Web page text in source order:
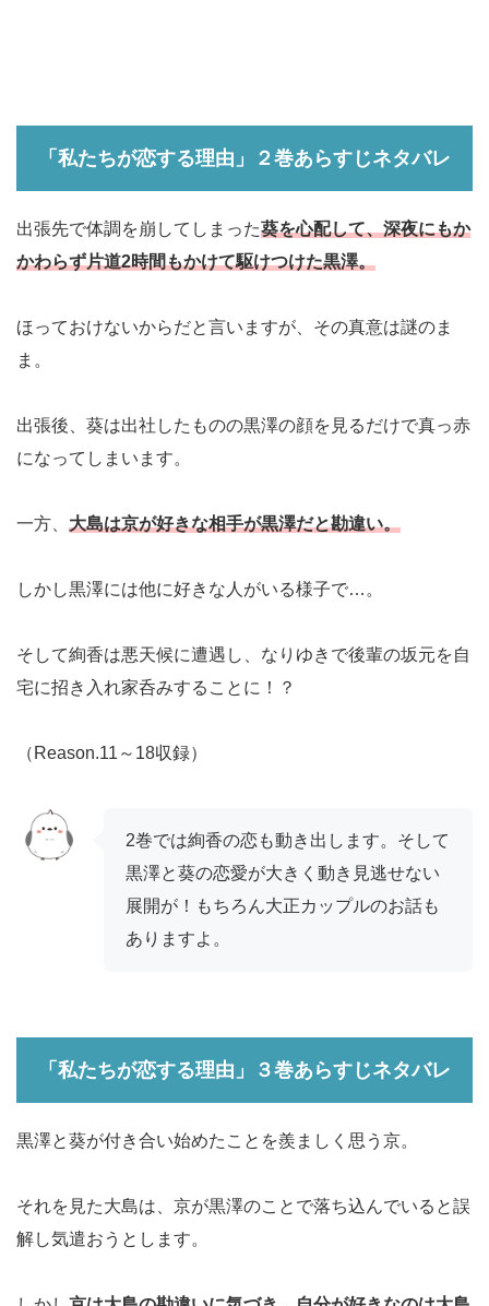
「私たちが恋する理由」２巻あらすじネタバレ
出張先で体調を崩してしまった葵を心配して、深夜にもか
かわらず片道2時間もかけて駆けつけた黒澤。
ほっておけないからだと言いますが、その真意は謎のま
ま。
出張後、葵は出社したものの黒澤の顔を見るだけで真っ赤
になってしまいます。
一方、 大島は京が好きな相手が黒澤だと勘違い。
しかし黒澤には他に好きな人がいる様子で…。
そして絢香は悪天候に遭遇し、なりゆきで後輩の坂元を自
宅に招き入れ家呑みすることに！？
（Reason.11～18収録）
2巻では絢香の恋も動き出します。そして
黒澤と葵の恋愛が大きく動き見逃せない
展開が！もちろん大正カップルのお話も
ありますよ。
「私たちが恋する理由」３巻あらすじネタバレ
黒澤と葵が付き合い始めたことを羨ましく思う京。
それを見た大島は、京が黒澤のことで落ち込んでいると誤
解し気遣おうとします。